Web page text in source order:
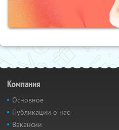
Компания
Основное
Публикации о нас
Вакансии